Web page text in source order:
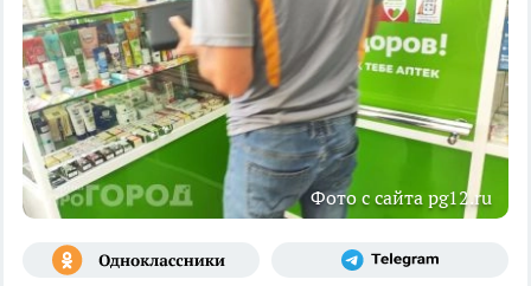
Фото с сайта pg12.ru